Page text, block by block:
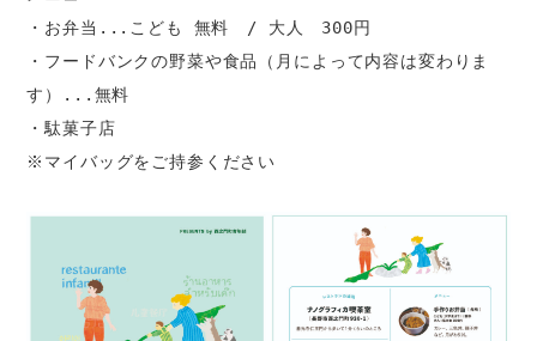
・お弁当...こども 無料　/ 大人　300円
・フードバンクの野菜や食品（月によって内容は変わりま
す）...無料
・駄菓子店
※マイバッグをご持参ください